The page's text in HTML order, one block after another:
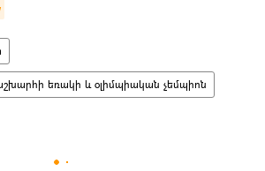
եռակի և օլիմպիական չեմպիոն